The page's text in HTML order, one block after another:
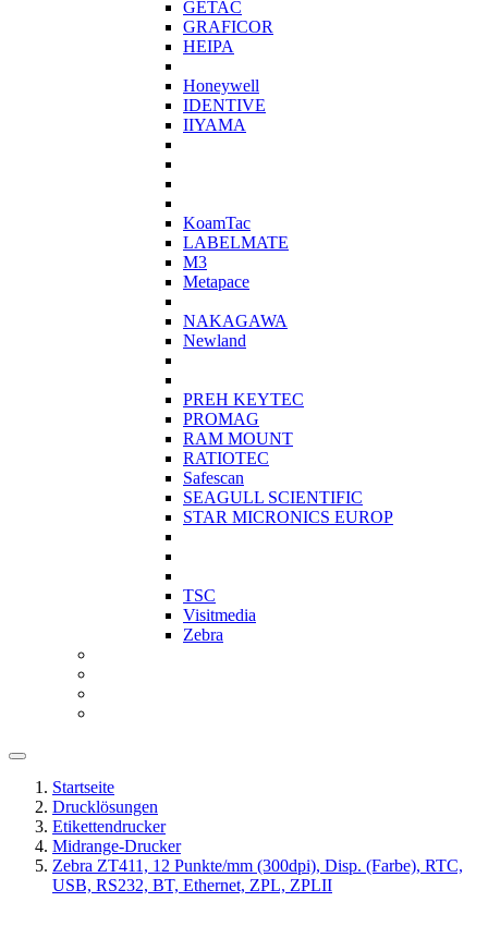
GETAC
GRAFICOR
HEIPA
Honeywell
IDENTIVE
IIYAMA
KoamTac
LABELMATE
M3
Metapace
NAKAGAWA
Newland
PREH KEYTEC
PROMAG
RAM MOUNT
RATIOTEC
Safescan
SEAGULL SCIENTIFIC
STAR MICRONICS EUROP
TSC
Visitmedia
Zebra
Startseite
Drucklösungen
Etikettendrucker
Midrange-Drucker
Zebra ZT411, 12 Punkte/mm (300dpi), Disp. (Farbe), RTC,
USB, RS232, BT, Ethernet, ZPL, ZPLII